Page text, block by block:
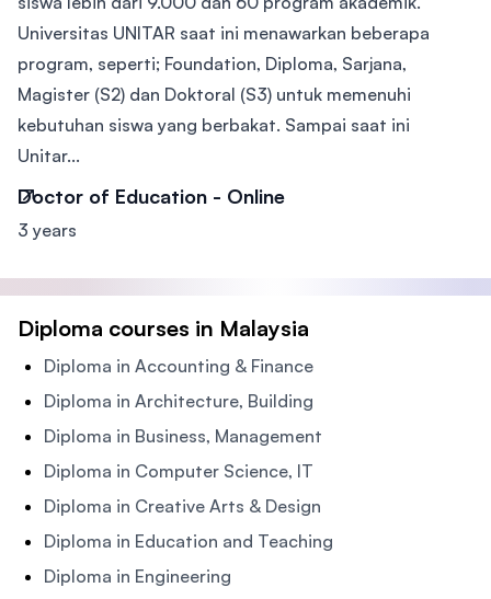
Universitas UNITAR saat ini menawarkan beberapa
program, seperti; Foundation, Diploma, Sarjana,
Magister (S2) dan Doktoral (S3) untuk memenuhi
kebutuhan siswa yang berbakat. Sampai saat ini
Unitar...
Doctor of Education - Online
3 years
Diploma courses in Malaysia
Diploma in Accounting & Finance
Diploma in Architecture, Building
Diploma in Business, Management
Diploma in Computer Science, IT
Diploma in Creative Arts & Design
Diploma in Education and Teaching
Diploma in Engineering